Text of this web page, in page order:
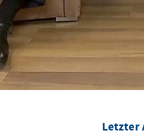
Letzter